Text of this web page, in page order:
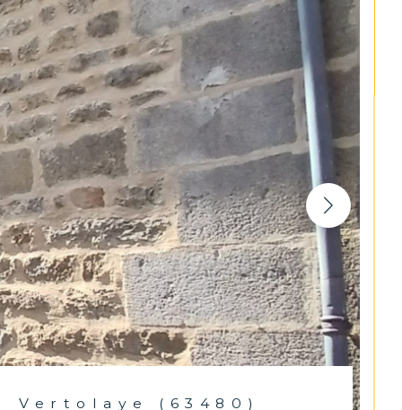
Vertolaye (63480)